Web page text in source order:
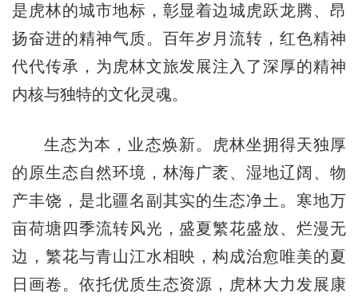
是虎林的城市地标，彰显着边城虎跃龙腾、昂
扬奋进的精神气质。百年岁月流转，红色精神
代代传承，为虎林文旅发展注入了深厚的精神
内核与独特的文化灵魂。
生态为本，业态焕新。虎林坐拥得天独厚
的原生态自然环境，林海广袤、湿地辽阔、物
产丰饶，是北疆名副其实的生态净土。寒地万
亩荷塘四季流转风光，盛夏繁花盛放、烂漫无
边，繁花与青山江水相映，构成治愈唯美的夏
日画卷。依托优质生态资源，虎林大力发展康